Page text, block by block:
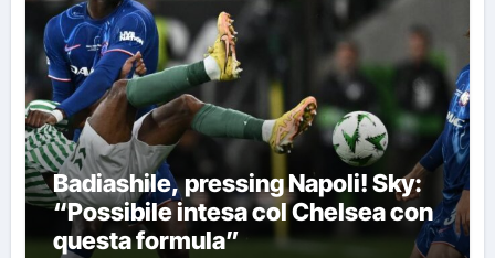
Badiashile, pressing Napoli! Sky:
“Possibile intesa col Chelsea con
questa formula”